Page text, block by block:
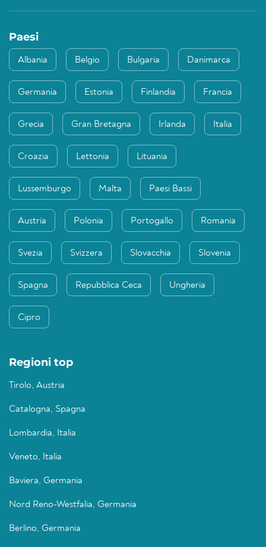
Paesi
Albania Belgio Bulgaria Danimarca
Germania Estonia Finlandia Francia
Grecia Gran Bretagna Irlanda Italia
Croazia Lettonia Lituania
Lussemburgo Malta Paesi Bassi
Austria Polonia Portogallo Romania
Svezia Svizzera Slovacchia Slovenia
Spagna Repubblica Ceca Ungheria
Cipro
Regioni top
Tirolo, Austria
Catalogna, Spagna
Lombardia, Italia
Veneto, Italia
Baviera, Germania
Nord Reno-Westfalia, Germania
Berlino, Germania